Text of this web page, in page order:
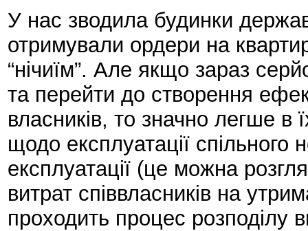
У нас зводила будинки
отримували ордери на
“нічиїм”. Але якщо зараз
та перейти до створення
власників, то значно легше в
щодо експлуатації спільного
експлуатації (це можна
витрат співвласників на
проходить процес розподілу